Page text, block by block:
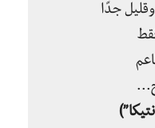
جدًا